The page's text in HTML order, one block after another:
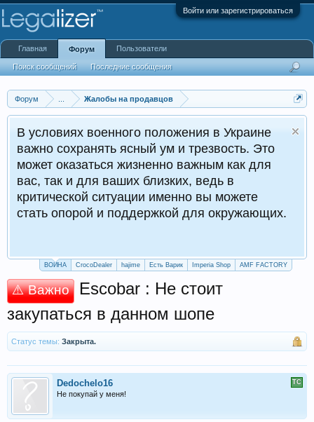
Войти или зарегистрироваться
Форум Жалобы на продавцов
В условиях военного положения в Украине
важно сохранять ясный ум и трезвость. Это
может оказаться жизненно важным как для
вас, так и для ваших близких, ведь в
критической ситуации именно вы можете
стать опорой и поддержкой для окружающих.
ВОЙНА CrocoDealer hajime Есть Варик Imperia Shop AMF FACTORY
⚠️ Важно
Escobar : Не стоит
закупаться в данном шопе
Статус темы: Закрыта.
Dedochelo16
Не покупай у меня!
Главная Форум
Поиск сообщений Последние сообщения
Пользователи